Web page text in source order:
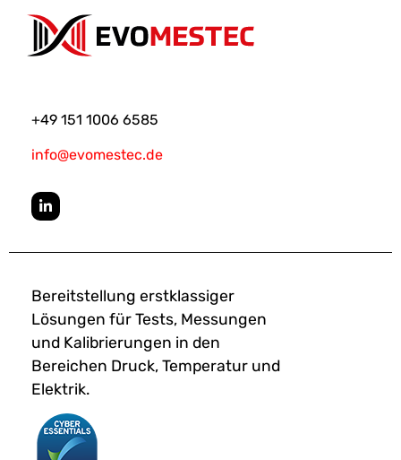
+49 151 1006 6585
info@evomestec.de
Bereitstellung erstklassiger
Lösungen für Tests, Messungen
und Kalibrierungen in den
Bereichen Druck, Temperatur und
Elektrik.